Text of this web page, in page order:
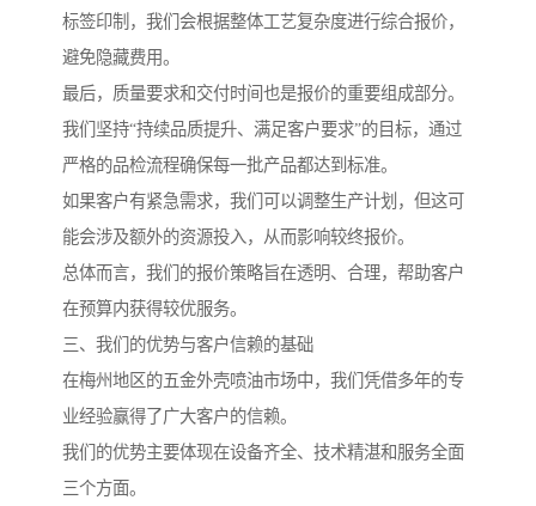
标签印制，我们会根据整体工艺复杂度进行综合报价，
避免隐藏费用。
最后，质量要求和交付时间也是报价的重要组成部分。
我们坚持“持续品质提升、满足客户要求”的目标，通过
严格的品检流程确保每一批产品都达到标准。
如果客户有紧急需求，我们可以调整生产计划，但这可
能会涉及额外的资源投入，从而影响较终报价。
总体而言，我们的报价策略旨在透明、合理，帮助客户
在预算内获得较优服务。
三、我们的优势与客户信赖的基础
在梅州地区的五金外壳喷油市场中，我们凭借多年的专
业经验赢得了广大客户的信赖。
我们的优势主要体现在设备齐全、技术精湛和服务全面
三个方面。